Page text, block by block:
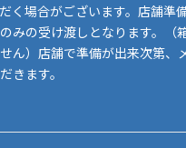
く場合がございます。店舗準
みの受け渡しとなります。（
ん）店舗で準備が出来次第、
きます。